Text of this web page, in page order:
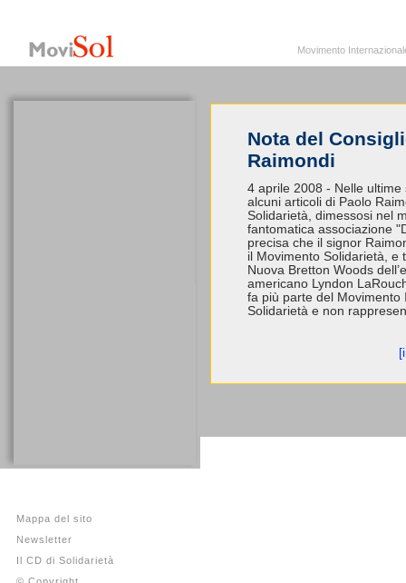
Mappa del sito
Newsletter
Il CD di Solidarietà
Movimento
Nota del
Raimondi
4 aprile 2008 - Nelle
alcuni articoli di Paolo
Solidarietà, dimessosi nel
fantomatica associazione
precisa che il signor
il Movimento Solidarietà, e
Nuova Bretton Woods
americano Lyndon
fa più parte del Movimento
Solidarietà e non